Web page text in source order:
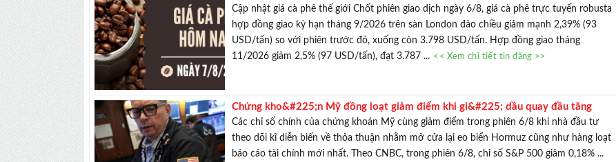
mạnh
Cập nhật giá cà phê thế giới Chốt phiên giao dịch ngày 6/8, giá cà phê trực tuyến robusta
hợp đồng giao kỳ hạn tháng 9/2026 trên sàn London đảo chiều giảm mạnh 2,39% (93
USD/tấn) so với phiên trước đó, xuống còn 3.798 USD/tấn. Hợp đồng giao tháng
11/2026 giảm 2,5% (97 USD/tấn), đạt 3.787 ... << Xem chi tiết tin đăng >>
Chứng kho&#225;n Mỹ đồng loạt giảm điểm khi gi&#225; dầu quay đầu tăng
Các chỉ số chính của chứng khoán Mỹ cùng giảm điểm trong phiên 6/8 khi nhà đầu tư
theo dõi kĩ diễn biến về thỏa thuận nhằm mở cửa lại eo biển Hormuz cũng như hàng loạt
báo cáo tài chính mới nhất. Theo CNBC, trong phiên 6/8, chỉ số S&P 500 giảm 0,18% ...